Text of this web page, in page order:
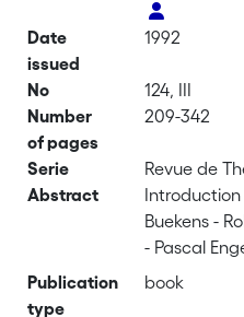
Date
issued
1992
No
124, III
Number
of pages
209-342
Serie
Revue de
Abstract
Introduction
Buekens -
- Pascal
Moya - Marc
Publication
type
book